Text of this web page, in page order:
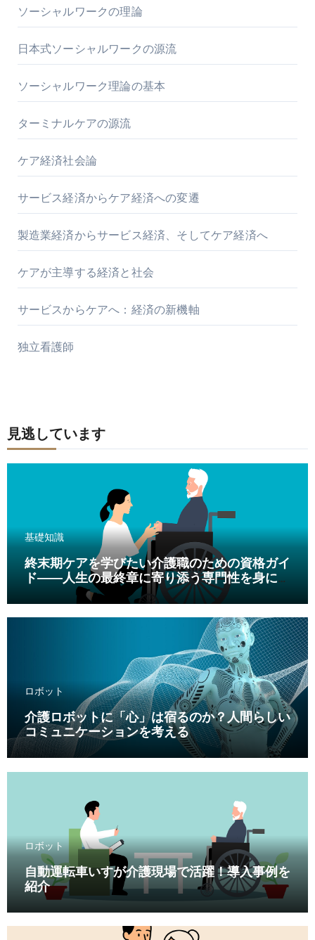
ソーシャルワークの理論
日本式ソーシャルワークの源流
ソーシャルワーク理論の基本
ターミナルケアの源流
ケア経済社会論
サービス経済からケア経済への変遷
製造業経済からサービス経済、そしてケア経済へ
ケアが主導する経済と社会
サービスからケアへ：経済の新機軸
独立看護師
見逃しています
基礎知識
終末期ケアを学びたい介護職のための資格ガイ
ド――人生の最終章に寄り添う専門性を身につ
ロボット
介護ロボットに「心」は宿るのか？人間らしい
コミュニケーションを考える
ロボット
自動運転車いすが介護現場で活躍！導入事例を
紹介